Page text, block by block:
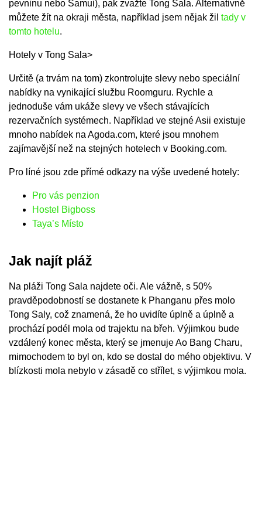
pevninu nebo Samui), pak zvažte Tong Sala. Alternativně
můžete žít na okraji města, například jsem nějak žil tady v
tomto hotelu.
Hotely v Tong Sala>
Určitě (a trvám na tom) zkontrolujte slevy nebo speciální
nabídky na vynikající službu Roomguru. Rychle a
jednoduše vám ukáže slevy ve všech stávajících
rezervačních systémech. Například ve stejné Asii existuje
mnoho nabídek na Agoda.com, které jsou mnohem
zajímavější než na stejných hotelech v Booking.com.
Pro líné jsou zde přímé odkazy na výše uvedené hotely:
Pro vás penzion
Hostel Bigboss
Taya’s Místo
Jak najít pláž
Na pláži Tong Sala najdete oči. Ale vážně, s 50%
pravděpodobností se dostanete k Phanganu přes molo
Tong Saly, což znamená, že ho uvidíte úplně a úplně a
prochází podél mola od trajektu na břeh. Výjimkou bude
vzdálený konec města, který se jmenuje Ao Bang Charu,
mimochodem to byl on, kdo se dostal do mého objektivu. V
blízkosti mola nebylo v zásadě co střílet, s výjimkou mola.